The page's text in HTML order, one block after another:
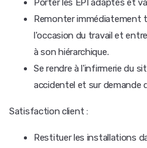
Porter les EPI adaptés et
Remonter immédiatement
l'occasion du travail et
à son hiérarchique.
Se rendre à l'infirmerie du
accidentel et sur demande
Satisfaction client :
Restituer les installations